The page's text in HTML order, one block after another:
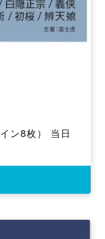
ン8枚） 当日